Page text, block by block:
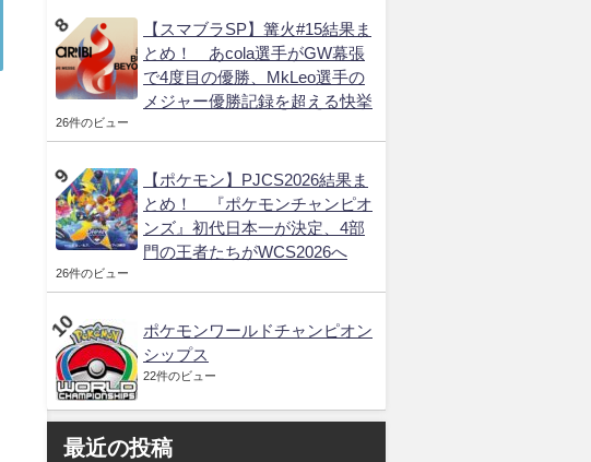
【スマブラSP】篝火#15結果ま
とめ！ あcola選手がGW幕張
で4度目の優勝、MkLeo選手の
メジャー優勝記録を超える快挙
26件のビュー
【ポケモン】PJCS2026結果ま
とめ！ 『ポケモンチャンピオ
ンズ』初代日本一が決定、4部
門の王者たちがWCS2026へ
26件のビュー
ポケモンワールドチャンピオン
シップス
22件のビュー
最近の投稿